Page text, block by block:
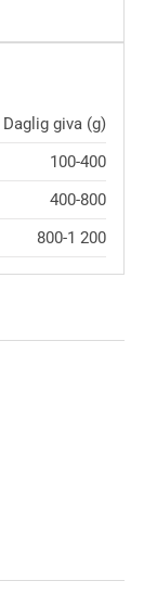
Daglig giva (g)
100-400
400-800
800-1 200